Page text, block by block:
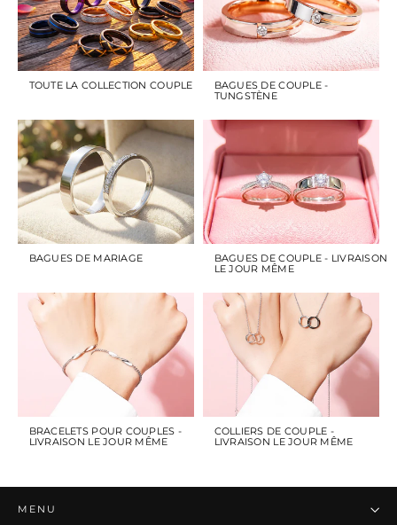
TOUTE LA COLLECTION COUPLE
BAGUES DE COUPLE -
TUNGSTÈNE
BAGUES DE MARIAGE
BAGUES DE COUPLE - LIVRAISON
LE JOUR MÊME
BRACELETS POUR COUPLES -
LIVRAISON LE JOUR MÊME
COLLIERS DE COUPLE -
LIVRAISON LE JOUR MÊME
MENU